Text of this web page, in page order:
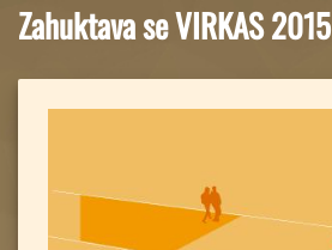
Zahuktava se VIRKAS 2015